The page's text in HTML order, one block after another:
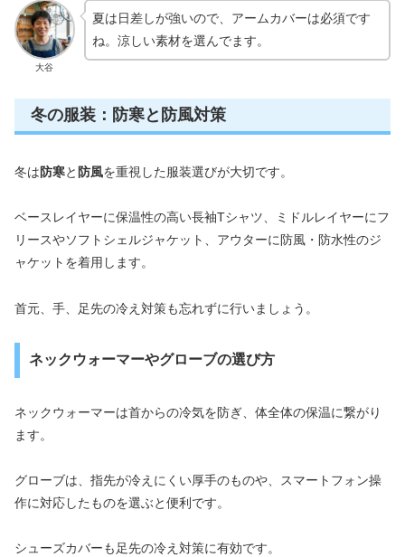
大谷
夏は日差しが強いので、アームカバーは必須です
ね。涼しい素材を選んでます。
冬の服装：防寒と防風対策
冬は防寒と 防風を重視した服装選びが大切です。
ベースレイヤーに保温性の高い長袖Tシャツ、ミドルレイヤーにフ
リースやソフトシェルジャケット、アウターに防風・防水性のジ
ャケットを着用します。
首元、手、足先の冷え対策も忘れずに行いましょう。
ネックウォーマーやグローブの選び方
ネックウォーマーは首からの冷気を防ぎ、体全体の保温に繋がり
ます。
グローブは、指先が冷えにくい厚手のものや、スマートフォン操
作に対応したものを選ぶと便利です。
シューズカバーも足先の冷え対策に有効です。